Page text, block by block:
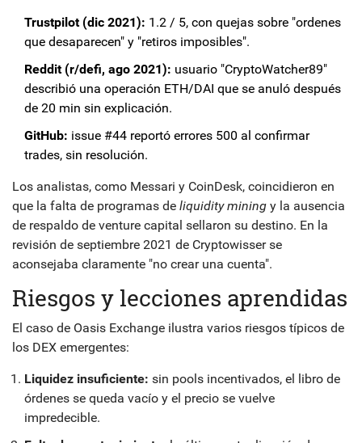
Trustpilot (dic 2021): 1.2 / 5, con quejas sobre "ordenes
que desaparecen" y "retiros imposibles".
Reddit (r/defi, ago 2021): usuario "CryptoWatcher89"
describió una operación ETH/DAI que se anuló después
de 20 min sin explicación.
GitHub: issue #44 reportó errores 500 al confirmar
trades, sin resolución.
Los analistas, como Messari y CoinDesk, coincidieron en
que la falta de programas de liquidity mining y la ausencia
de respaldo de venture capital sellaron su destino. En la
revisión de septiembre 2021 de Cryptowisser se
aconsejaba claramente "no crear una cuenta".
Riesgos y lecciones aprendidas
El caso de Oasis Exchange ilustra varios riesgos típicos de
los DEX emergentes:
Liquidez insuficiente: sin pools incentivados, el libro de
órdenes se queda vacío y el precio se vuelve
impredecible.